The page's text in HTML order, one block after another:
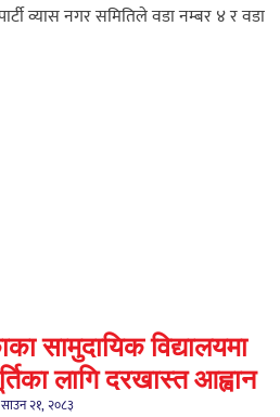
व्यास नगर समितिले वडा नम्बर ४ र वडा
सामुदायिक विद्यालयमा
लागि दरखास्त आह्वान
साउन २१, २०८३